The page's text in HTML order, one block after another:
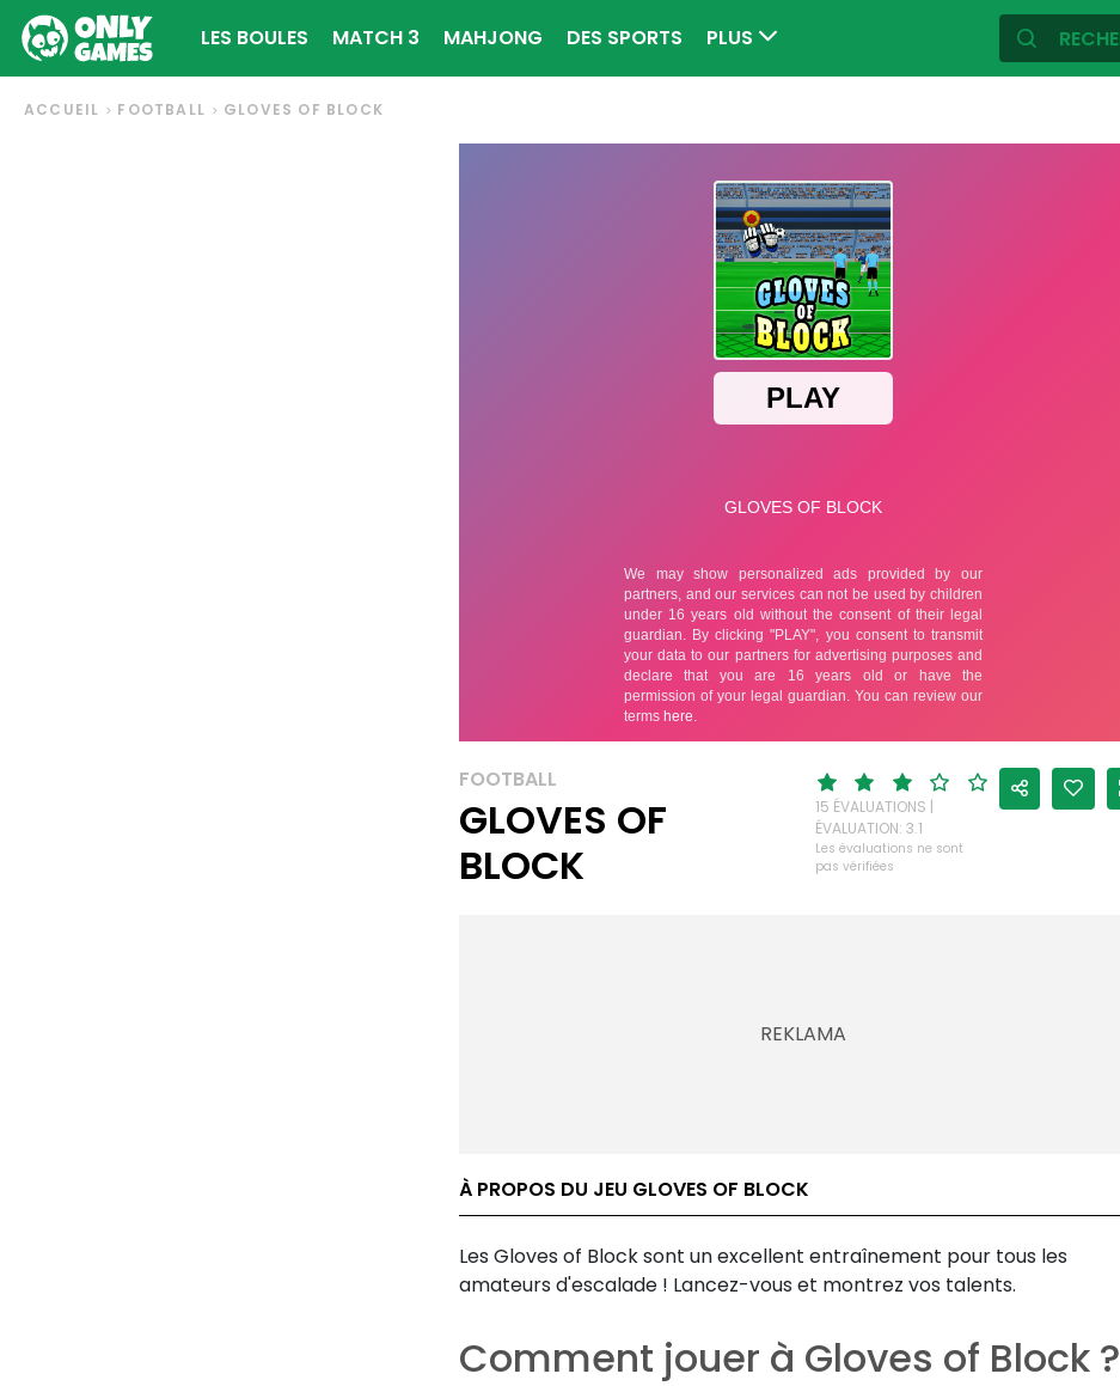
LES BOULES MATCH 3 MAHJONG DES SPORTS PLUS
ACCUEIL FOOTBALL GLOVES OF BLOCK
FOOTBALL
GLOVES OF
BLOCK
15 ÉVALUATIONS |
ÉVALUATION: 3.1
Les évaluations ne sont
pas vérifiées
À PROPOS DU JEU GLOVES OF BLOCK
Les Gloves of Block sont un excellent entraînement pour tous les
amateurs d'escalade ! Lancez-vous et montrez vos talents.
Comment jouer à Gloves of Block ?